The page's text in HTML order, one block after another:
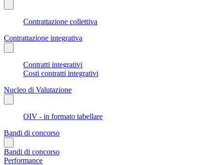
Contrattazione collettiva
Contrattazione integrativa
Contratti integrativi
Costi contratti integrativi
Nucleo di Valutazione
OIV - in formato tabellare
Bandi di concorso
Bandi di concorso
Performance